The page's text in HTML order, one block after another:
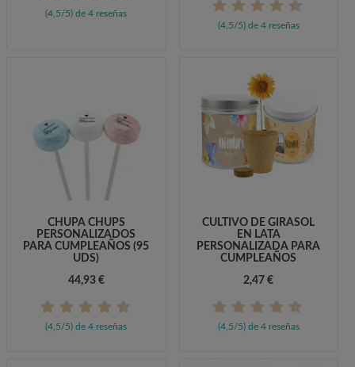
(4,5/5) de 4 reseñas
(4,5/5) de 4 reseñas
CHUPA CHUPS
PERSONALIZADOS
PARA CUMPLEAÑOS (95
UDS)
44,93 €
(4,5/5) de 4 reseñas
CULTIVO DE GIRASOL
EN LATA
PERSONALIZADA PARA
CUMPLEAÑOS
2,47 €
(4,5/5) de 4 reseñas